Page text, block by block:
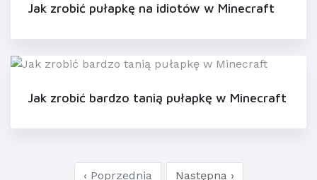
Jak zrobić pułapkę na idiotów w Minecraft
Jak zrobić bardzo tanią pułapkę w Minecraft
‹ Poprzednia Następna ›